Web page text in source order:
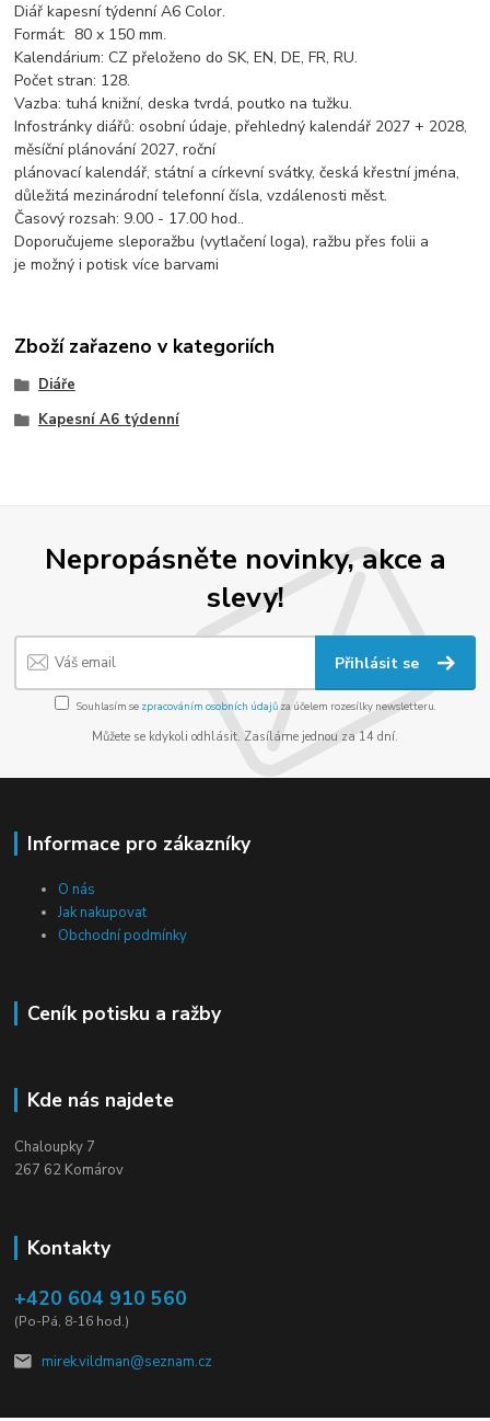
Diář kapesní týdenní A6 Color.
Formát: 80 x 150 mm.
Kalendárium: CZ přeloženo do SK, EN, DE, FR, RU.
Počet stran: 128.
Vazba: tuhá knižní, deska tvrdá, poutko na tužku.
Infostránky diářů: osobní údaje, přehledný kalendář 2027 + 2028,
měsíční plánování 2027, roční
plánovací kalendář, státní a církevní svátky, česká křestní jména,
důležitá mezinárodní telefonní čísla, vzdálenosti měst.
Časový rozsah: 9.00 - 17.00 hod..
Doporučujeme sleporažbu (vytlačení loga), ražbu přes folii a
je možný i potisk více barvami
Zboží zařazeno v kategoriích
Diáře
Kapesní A6 týdenní
Nepropásněte novinky, akce a
slevy!
Přihlásit se
Souhlasím se zpracováním osobních údajůza účelem rozesílky newsletteru.
Můžete se kdykoli odhlásit. Zasíláme jednou za 14 dní.
Informace pro zákazníky
O nás
Jak nakupovat
Obchodní podmínky
Ceník potisku a ražby
Kde nás najdete
Chaloupky 7
267 62 Komárov
Kontakty
+420 604 910 560
(Po-Pá, 8-16 hod.)
mirek.vildman@seznam.cz